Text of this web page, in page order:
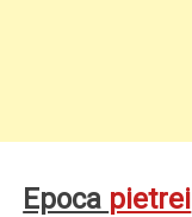
Epoca pietrei